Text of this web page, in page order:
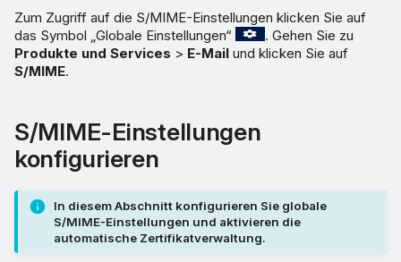
Benutzer in großen
Mengen importieren
S/MIME-CAs
Externe S/MIME-Zertifikate
S/MIME-Schutz
zurücksetzen
Zum Zugriff auf die S/MIME-Einstellungen klicken Sie auf
das Symbol „Globale Einstellungen“
. Gehen Sie zu
Produkte und Services > E-Mail und klicken Sie auf
S/MIME.
S/MIME-Einstellungen
konfigurieren
In diesem Abschnitt konfigurieren Sie globale
S/MIME-Einstellungen und aktivieren die
automatische Zertifikatverwaltung.